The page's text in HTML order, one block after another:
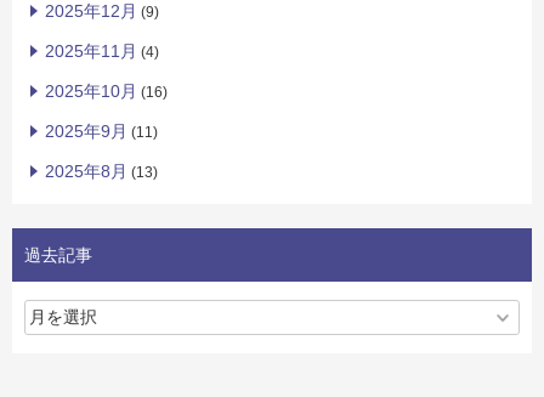
2025年12月 (9)
2025年11月 (4)
2025年10月 (16)
2025年9月 (11)
2025年8月 (13)
過去記事